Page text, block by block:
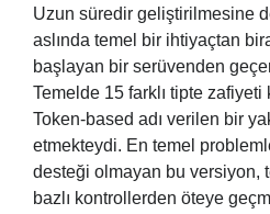
Uzun süredir geliştirilmesine
aslında temel bir ihtiyaçtan
başlayan bir serüvenden
Temelde 15 farklı tipte
Token-based adı verilen bir
etmekteydi. En temel
desteği olmayan bu versiyon,
bazlı kontrollerden öteye